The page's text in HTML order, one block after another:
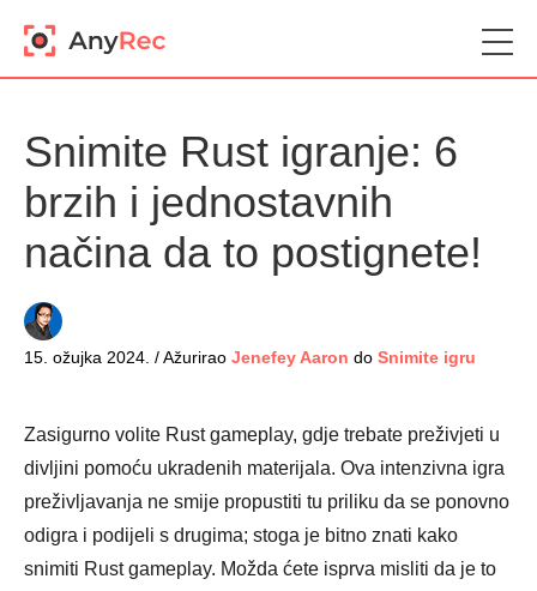
Snimite Rust igranje: 6
brzih i jednostavnih
načina da to postignete!
15. ožujka 2024. / Ažurirao Jenefey Aaron do Snimite igru
Zasigurno volite Rust gameplay, gdje trebate preživjeti u
divljini pomoću ukradenih materijala. Ova intenzivna igra
preživljavanja ne smije propustiti tu priliku da se ponovno
odigra i podijeli s drugima; stoga je bitno znati kako
snimiti Rust gameplay. Možda ćete isprva misliti da je to